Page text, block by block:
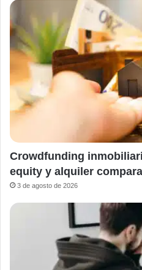
Crowdfunding
equity y alquiler
3 de agosto de 2026